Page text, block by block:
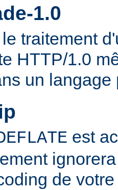
1.0
traitement
HTTP/1.0
un langage
est
de